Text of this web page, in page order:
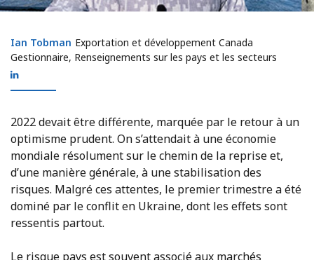
Ian Tobman
Ian Tobman
Gestionnaire, Renseignements sur les pays et les secteurs
Exportation et développement Canada
2022 devait être différente, marquée par le retour à un
optimisme prudent. On s’attendait à une économie
mondiale résolument sur le chemin de la reprise et,
d’une manière générale, à une stabilisation des
risques. Malgré ces attentes, le premier trimestre a été
dominé par le conflit en Ukraine, dont les effets sont
ressentis partout.
Le risque pays est souvent associé aux marchés